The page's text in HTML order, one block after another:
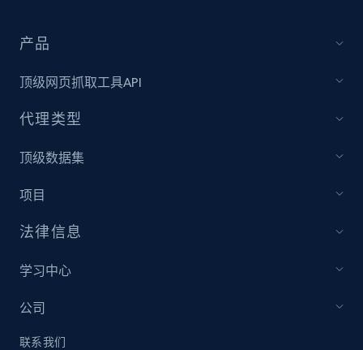
by Explore page URL
Video length, Likes, Views, and more.
8.1K+
Youtube - Videos posts - Discovery videos
by podcast url
Video length, Likes, Views, and more.
产品
顶级网页抓取工具API
代理类型
顶级数据集
项目
法律信息
学习中心
公司
联系我们